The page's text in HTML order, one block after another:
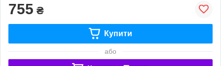
755 ₴
Купити
або